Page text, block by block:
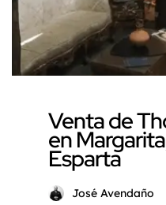
de soñar y
espectaculares
[…]
Venta de
en
Esparta
José Avendaño